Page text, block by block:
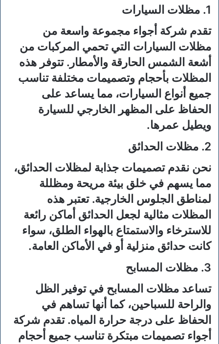
1. مظلات السيارات
تقدم شركة أجواء مجموعة واسعة من
مظلات السيارات التي تحمي المركبات من
أشعة الشمس الحارقة والأمطار. تتوفر هذه
المظلات بأحجام وتصميمات مختلفة تناسب
جميع أنواع السيارات، مما يساعد على
الحفاظ على المظهر الخارجي للسيارة
ويطيل عمرها.
2. مظلات الحدائق
نحن نقدم تصميمات جذابة لمظلات الحدائق،
مما يسهم في خلق بيئة مريحة ومظللة
لمناطق الجلوس الخارجية. تعتبر هذه
المظلات مثالية لجعل الحدائق أماكن رائعة
للاسترخاء والاستمتاع بالهواء الطلق، سواء
كانت حدائق منزلية أو في الأماكن العامة.
3. مظلات المسابح
تساعد مظلات المسابح في توفير الظل
والراحة للسباحين، كما أنها تساهم في
الحفاظ على درجة حرارة المياه. تقدم شركة
أجواء تصميمات مبتكرة تناسب جميع أحجام